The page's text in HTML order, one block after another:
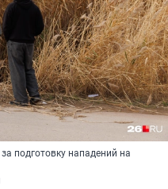
подготовку нападений на